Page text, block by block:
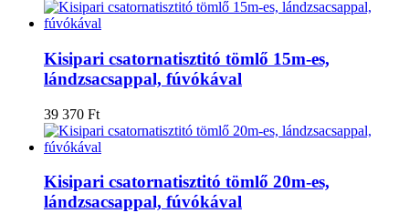
Kisipari csatornatisztitó tömlő 15m-es,
lándzsacsappal, fúvókával
39 370 Ft
Kisipari csatornatisztitó tömlő 20m-es,
lándzsacsappal, fúvókával